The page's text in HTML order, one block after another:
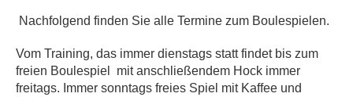
Nachfolgend finden Sie alle Termine zum Boulespielen.
Vom Training, das immer dienstags statt findet bis zum
freien Boulespiel mit anschließendem Hock immer
freitags. Immer sonntags freies Spiel mit Kaffee und